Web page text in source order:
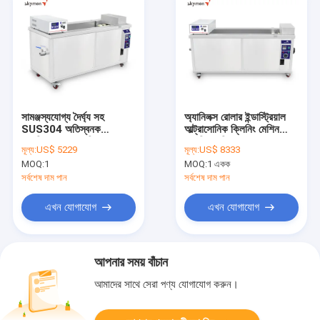
সামঞ্জস্যযোগ্য দৈর্ঘ্য সহ
SUS304 অতিস্বনক
সরঞ্জাম
মূল্য:US$ 5229
MOQ:1
সর্বশেষ দাম পান
এখন যোগাযোগ
অ্যানিলক্স রোলার ইন্ডাস্ট্রিয়াল
আল্ট্রাসোনিক ক্লিনিং মেশিন
মূল্য:US$ 8333
MOQ:1 একক
সর্বশেষ দাম পান
এখন যোগাযোগ
আপনার সময় বাঁচান
আমাদের সাথে সেরা পণ্য যোগাযোগ করুন।